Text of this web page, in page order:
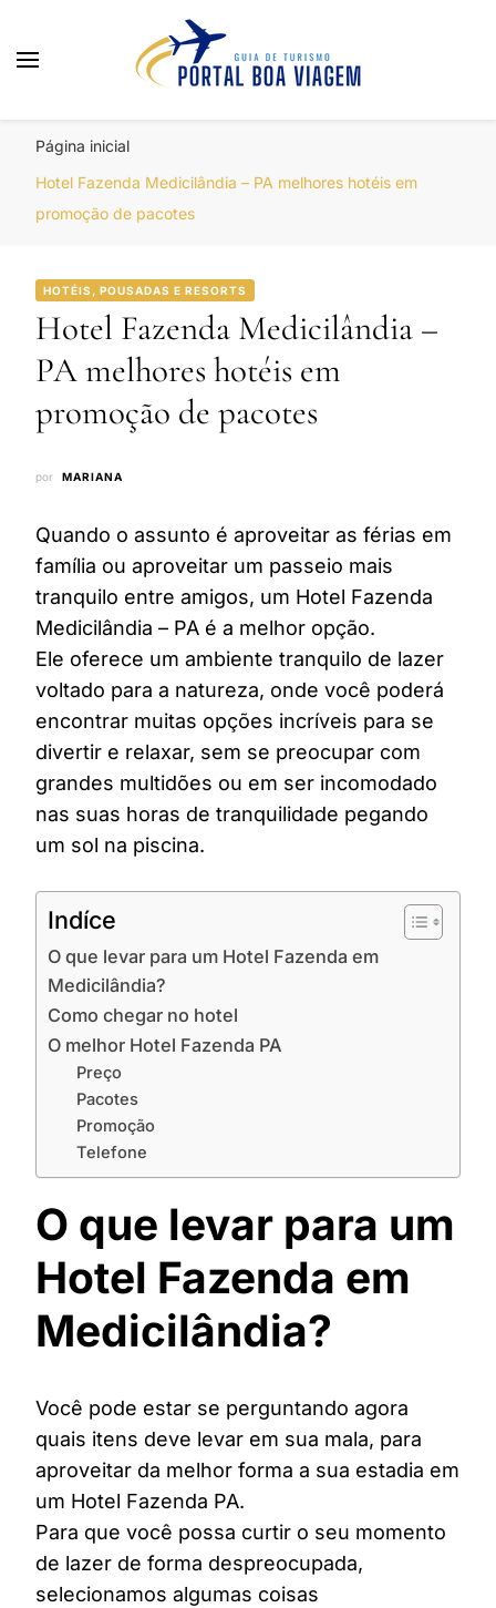
Página inicial
Hotel Fazenda Medicilândia – PA melhores hotéis em
promoção de pacotes
HOTÉIS, POUSADAS E RESORTS
Hotel Fazenda Medicilândia –
PA melhores hotéis em
promoção de pacotes
por MARIANA
Quando o assunto é aproveitar as férias em
família ou aproveitar um passeio mais
tranquilo entre amigos, um Hotel Fazenda
Medicilândia – PA é a melhor opção.
Ele oferece um ambiente tranquilo de lazer
voltado para a natureza, onde você poderá
encontrar muitas opções incríveis para se
divertir e relaxar, sem se preocupar com
grandes multidões ou em ser incomodado
nas suas horas de tranquilidade pegando
um sol na piscina.
Indíce
O que levar para um Hotel Fazenda em
Medicilândia?
Como chegar no hotel
O melhor Hotel Fazenda PA
Preço
Pacotes
Promoção
Telefone
O que levar para um
Hotel Fazenda em
Medicilândia?
Você pode estar se perguntando agora
quais itens deve levar em sua mala, para
aproveitar da melhor forma a sua estadia em
um Hotel Fazenda PA.
Para que você possa curtir o seu momento
de lazer de forma despreocupada,
selecionamos algumas coisas